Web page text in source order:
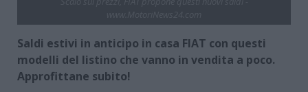
Saldi estivi in anticipo in casa FIAT con questi
modelli del listino che vanno in vendita a poco.
Approfittane subito!